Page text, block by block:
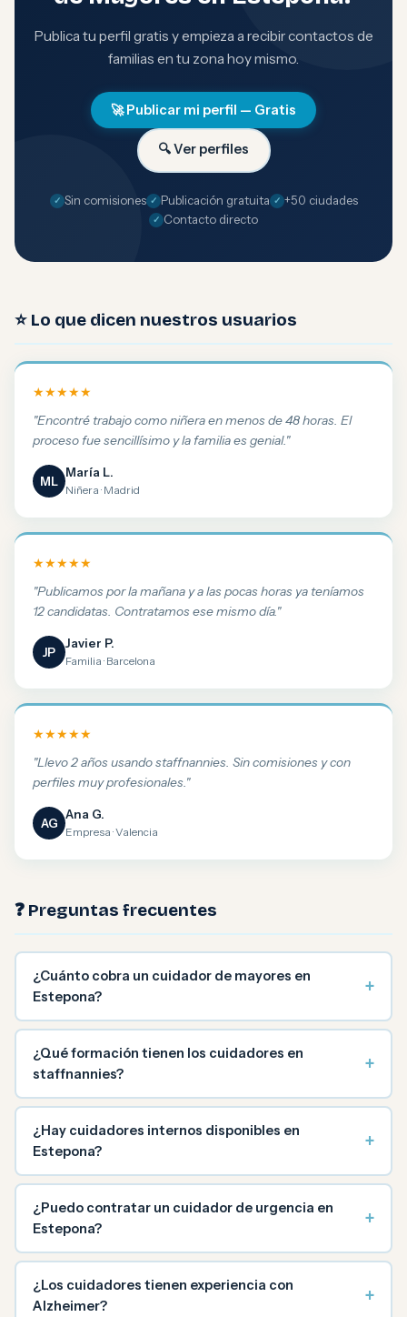
Publica tu perfil gratis y empieza a recibir contactos de
familias en tu zona hoy mismo.
🚀 Publicar mi perfil — Gratis
🔍 Ver perfiles
Sin comisiones Publicación gratuita
+50 ciudades
Contacto directo
⭐ Lo que dicen nuestros usuarios
★★★★★
"Encontré trabajo como niñera en menos de 48 horas. El
proceso fue sencillísimo y la familia es genial."
ML
María L.
Niñera · Madrid
★★★★★
"Publicamos por la mañana y a las pocas horas ya teníamos
12 candidatas. Contratamos ese mismo día."
JP
Javier P.
Familia · Barcelona
★★★★★
"Llevo 2 años usando staffnannies. Sin comisiones y con
perfiles muy profesionales."
AG
Ana G.
Empresa · Valencia
❓ Preguntas frecuentes
¿Cuánto cobra un cuidador de mayores en
Estepona?
+
¿Qué formación tienen los cuidadores en
staffnannies?
+
¿Hay cuidadores internos disponibles en
Estepona?
+
¿Puedo contratar un cuidador de urgencia en
Estepona?
+
¿Los cuidadores tienen experiencia con
Alzheimer?
+